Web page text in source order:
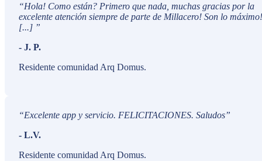
“Hola! Como están? Primero que nada, muchas gracias por la
excelente atención siempre de parte de Millacero! Son lo máximo!
[...] ”
- J. P.
Residente comunidad Arq Domus.
“Excelente app y servicio. FELICITACIONES. Saludos”
- L.V.
Residente comunidad Arq Domus.